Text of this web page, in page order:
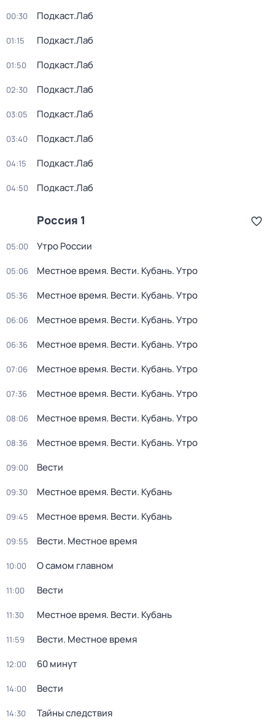
00:30 Подкаст.Лаб
01:15 Подкаст.Лаб
01:50 Подкаст.Лаб
02:30 Подкаст.Лаб
03:05 Подкаст.Лаб
03:40 Подкаст.Лаб
04:15 Подкаст.Лаб
04:50 Подкаст.Лаб
Россия 1
05:00 Утро России
05:06 Местное время. Вести. Кубань. Утро
05:36 Местное время. Вести. Кубань. Утро
06:06 Местное время. Вести. Кубань. Утро
06:36 Местное время. Вести. Кубань. Утро
07:06 Местное время. Вести. Кубань. Утро
07:36 Местное время. Вести. Кубань. Утро
08:06 Местное время. Вести. Кубань. Утро
08:36 Местное время. Вести. Кубань. Утро
09:00 Вести
09:30 Местное время. Вести. Кубань
09:45 Местное время. Вести. Кубань
09:55 Вести. Местное время
10:00 О самом главном
11:00 Вести
11:30 Местное время. Вести. Кубань
11:59 Вести. Местное время
12:00 60 минут
14:00 Вести
14:30 Тайны следствия